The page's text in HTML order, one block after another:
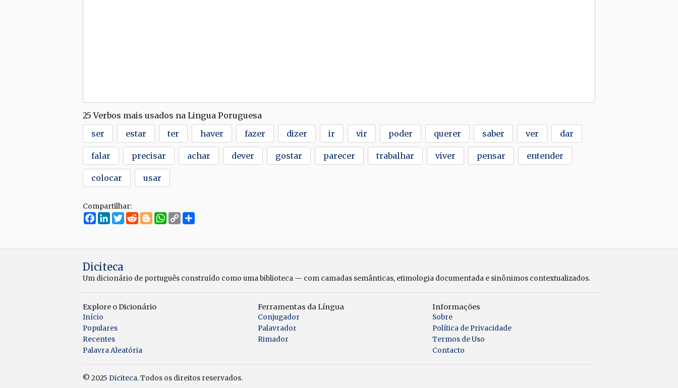
25 Verbos mais usados na Lingua Poruguesa
ser
estar ter haver fazer dizer ir vir poder querer saber ver dar
falar precisar achar dever gostar parecer trabalhar viver pensar entender
colocar usar
Compartilhar:
Facebook
LinkedIn
Twitter
RedditBloggerWhatsApp
Copy
Link
Diciteca
Um dicionário de português construído como uma biblioteca — com camadas semânticas, etimologia documentada e sinônimos contextualizados.
Explore o Dicionário
Início
Populares
Recentes
Palavra Aleatória
Ferramentas da Língua
Conjugador
Palavrador
Rimador
Informações
Sobre
Política de Privacidade
Termos de Uso
Contacto
© 2025 Diciteca. Todos os direitos reservados.